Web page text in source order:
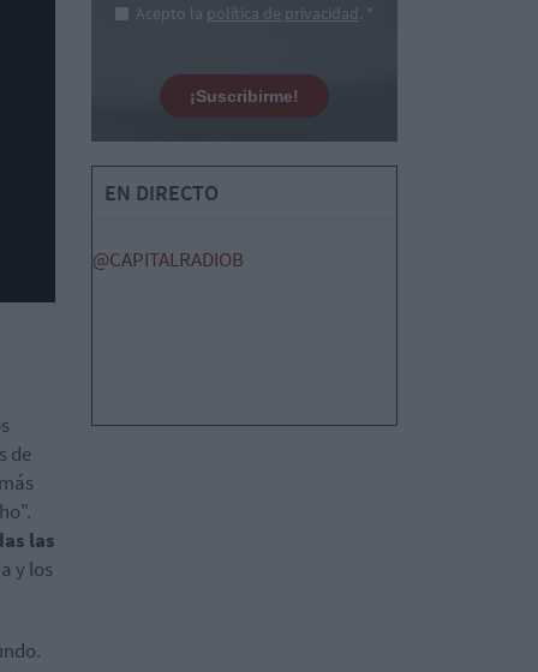
de
las
y los
Acepto la política de privacidad. *
¡Suscribirme!
EN DIRECTO
@CAPITALRADIOB